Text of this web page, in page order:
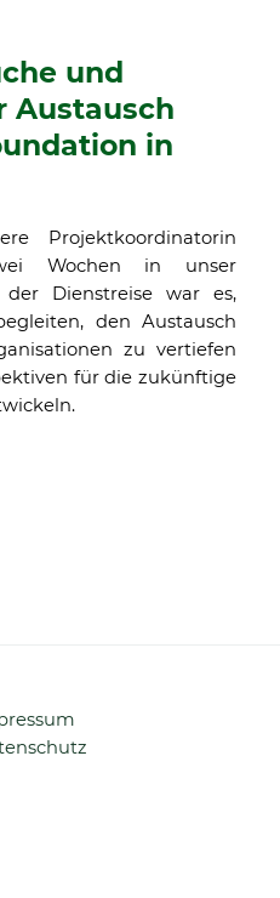
und
Austausch
in
Projektkoordinatorin
Wochen in unser
der Dienstreise war es,
den Austausch
zu vertiefen
für die zukünftige